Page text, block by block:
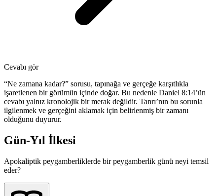
Cevabı gör
“Ne zamana kadar?” sorusu, tapınağa ve gerçeğe karşıtlıkla
işaretlenen bir görümün içinde doğar. Bu nedenle Daniel 8:14’ün
cevabı yalnız kronolojik bir merak değildir. Tanrı’nın bu sorunla
ilgilenmek ve gerçeğini aklamak için belirlenmiş bir zamanı
olduğunu duyurur.
Gün-Yıl İlkesi
Apokaliptik peygamberliklerde bir peygamberlik günü neyi temsil
eder?